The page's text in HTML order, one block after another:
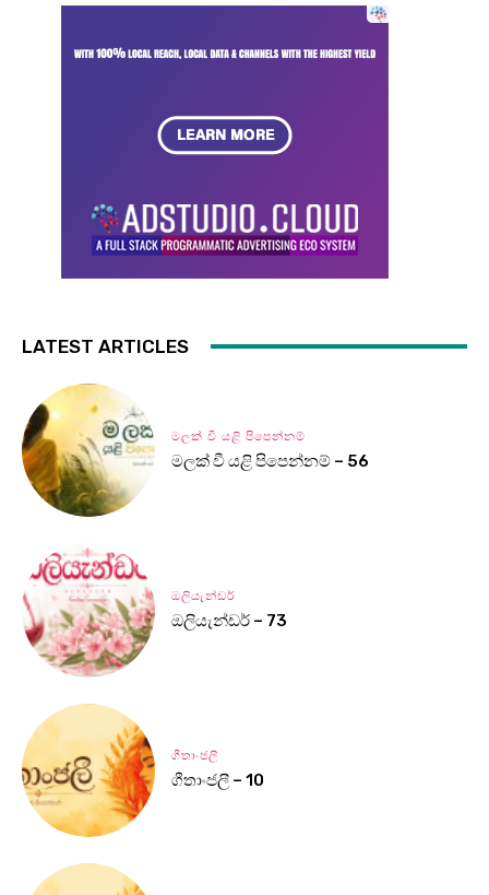
LATEST ARTICLES
මලක් වී යළි පිපෙන්නම්
මලක් වී යළි පිපෙන්නම් – 56
ඔලියැන්ඩර්
ඔලියැන්ඩර් – 73
ගීතාංජලී
ගීතාංජලී – 10